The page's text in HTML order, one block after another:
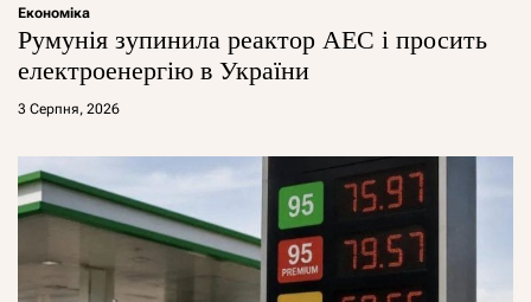
Економіка
Румунія зупинила реактор АЕС і просить
електроенергію в України
3 Серпня, 2026